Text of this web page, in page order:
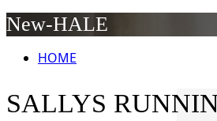
New-HALE
HOME
SALLYS